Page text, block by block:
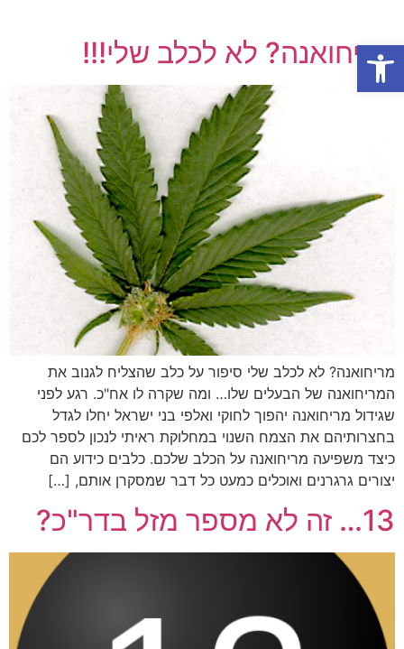
פתח סרגל נגישות
מריחואנה? לא לכלב שלי!!!
מריחואנה? לא לכלב שלי סיפור על כלב שהצליח לגנוב את
המריחואנה של הבעלים שלו… ומה שקרה לו אח"כ. רגע לפני
שגידול מריחואנה יהפוך לחוקי ואלפי בני ישראל יחלו לגדל
בחצרותיהם את הצמח השנוי במחלוקת ראיתי לנכון לספר לכם
כיצד משפיעה מריחואנה על הכלב שלכם. כלבים כידוע הם
יצורים גרגרנים ואוכלים כמעט כל דבר שמסקרן אותם, […]
13… זה לא מספר מזל בדר"כ?